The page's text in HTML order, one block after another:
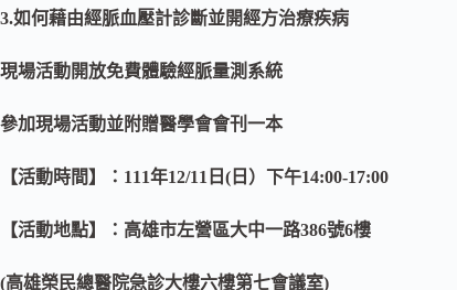
3.如何藉由經脈血壓計診斷並開經方治療疾病
現場活動開放免費體驗經脈量測系統
參加現場活動並附贈醫學會會刊一本
【活動時間】：111年12/11日(日）下午14:00-17:00
【活動地點】：高雄市左營區大中一路386號6樓
(高雄榮民總醫院急診大樓六樓第七會議室)